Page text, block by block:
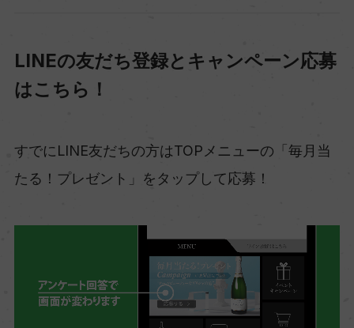
LINEの友だち登録とキャンペーン応募
はこちら！
すでにLINE友だちの方はTOPメニューの「毎月当
たる！プレゼント」をタップして応募！